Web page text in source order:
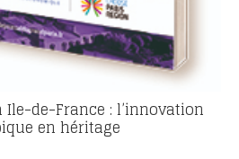
de-France : l’innovation
en héritage